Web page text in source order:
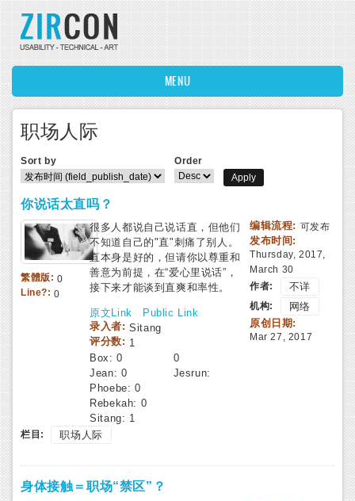
Skip to main content
MENU
职场人际
Sort by Order
你说话太直吗？
繁體版: 0
Line?:0
很多人都说自己说话直，但他们
不知道自己的"直"刺痛了别人。
直本身是好的，但请你以尊重和
善意为前提，在“爱心里说话”，
接下来才能谈到直爽和率性。
原文Link
Public Link
录入者: Sitang
评分数: 1
Box:0
Jean: 0 Jesrun:
0
Phoebe: 0
Rebekah: 0
Sitang: 1
编辑流程: 可发布
发布时间:
Thursday, 2017,
March 30
作者:
不详
机构:
网络
原创日期:
Mar 27, 2017
栏目: 职场人际
身体接触＝职场“禁区”？